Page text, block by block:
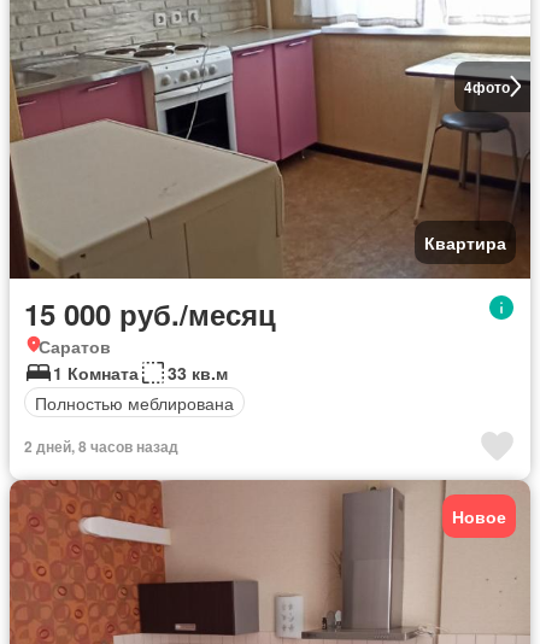
4фото
Квартира
15 000 руб./месяц
Саратов
1 Комната
33 кв.м
Полностью меблирована
2 дней, 8 часов назад
Новое